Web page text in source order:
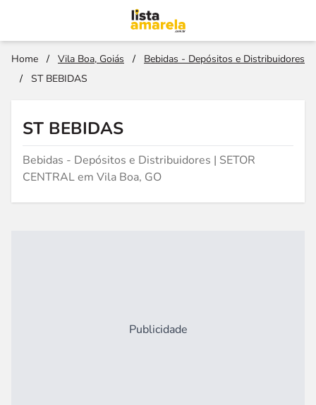
Home / Vila Boa, Goiás /
Bebidas - Depósitos e Distribuidores
/
ST BEBIDAS
ST BEBIDAS
Bebidas - Depósitos e Distribuidores | SETOR
CENTRAL em Vila Boa, GO
Publicidade